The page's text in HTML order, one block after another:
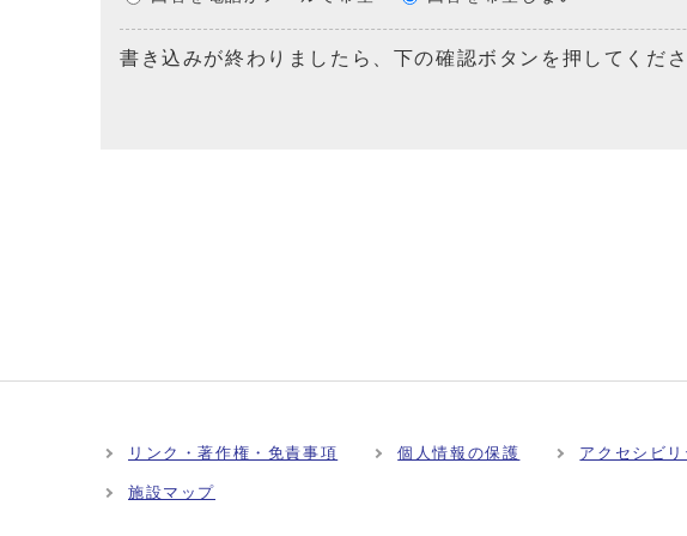
書き込みが終わりましたら、下の確認ボタンを押してくださ
リンク・著作権・免責事項 個人情報の保護 アクセシビ
施設マップ